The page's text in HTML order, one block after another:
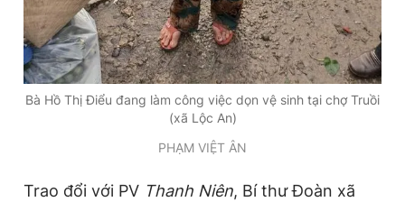
Giấy phép xuất bản số 110/GP - BTTTT cấp ngày 24.3.2020
© 2003-2026 Bản quyền thuộc về Báo Thanh Niên. Cấm sao
chép dưới mọi hình thức nếu không có sự chấp thuận bằng văn
bản. Phát triển bởi ePi Technologies, JSC.
Bà Hồ Thị Điểu đang làm công việc dọn vệ sinh tại chợ Truồi
(xã Lộc An)
PHẠM VIỆT ÂN
Trao đổi với PV Thanh Niên, Bí thư Đoàn xã